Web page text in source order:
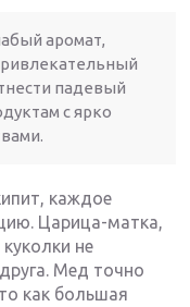
аромат,
падевый
с ярко
каждое
Царица-матка,
не
Мед точно
как большая